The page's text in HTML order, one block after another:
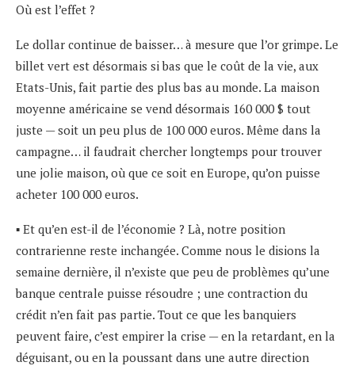
Où est l’effet ?
Le dollar continue de baisser… à mesure que l’or grimpe. Le
billet vert est désormais si bas que le coût de la vie, aux
Etats-Unis, fait partie des plus bas au monde. La maison
moyenne américaine se vend désormais 160 000 $ tout
juste — soit un peu plus de 100 000 euros. Même dans la
campagne… il faudrait chercher longtemps pour trouver
une jolie maison, où que ce soit en Europe, qu’on puisse
acheter 100 000 euros.
▪ Et qu’en est-il de l’économie ? Là, notre position
contrarienne reste inchangée. Comme nous le disions la
semaine dernière, il n’existe que peu de problèmes qu’une
banque centrale puisse résoudre ; une contraction du
crédit n’en fait pas partie. Tout ce que les banquiers
peuvent faire, c’est empirer la crise — en la retardant, en la
déguisant, ou en la poussant dans une autre direction